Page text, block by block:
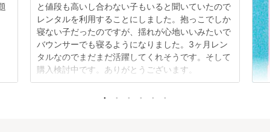
と値段も高いし合わない子もいると聞いていたので
レンタルを利用することにしました。抱っこでしか
寝ない子だったのですが、揺れが心地いいみたいで
バウンサーでも寝るようになりました。3ヶ月レン
タルなのでまだまだ活躍してくれそうです。そして
購入検討中です。ありがとうございます。